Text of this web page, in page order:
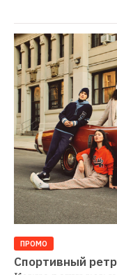
ПРОМО
Спортивный